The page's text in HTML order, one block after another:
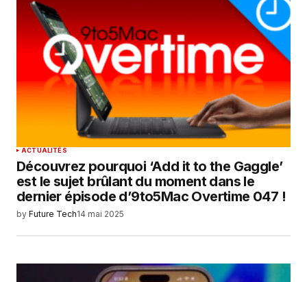
ACTUALITÉS
Découvrez pourquoi ‘Add it to the Gaggle’
est le sujet brûlant du moment dans le
dernier épisode d’9to5Mac Overtime 047 !
by Future Tech14 mai 2025